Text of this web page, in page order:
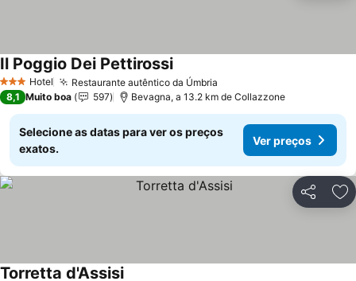
3 EstrelasHotel Restaurante autêntico da Úmbria
Il Poggio Dei Pettirossi
8,1 Muito boa 597 Bevagna, a 13.2 km de Collazzone
Selecione as datas para ver os preços
exatos.
Ver preços
Partilhar
Torretta d'Assisi